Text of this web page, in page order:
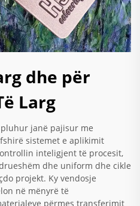
dhe për
Larg
janë pajisur me
sistemet e aplikimit
inteligjent të procesit,
dhe uniform dhe cikle
projekt. Ky vendosje
në mënyrë të
përmes transferimit